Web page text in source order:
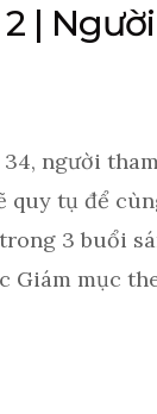
| Người
người
quy tụ để
3 buổi
Giám mục